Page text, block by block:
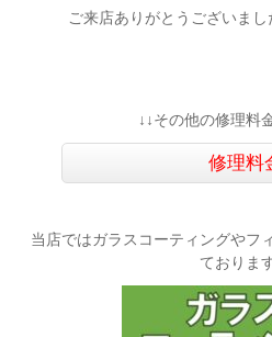
ご来店ありがとうござい
↓↓その他の修理料
修理料
当店ではガラスコーティングやフ
ておりま